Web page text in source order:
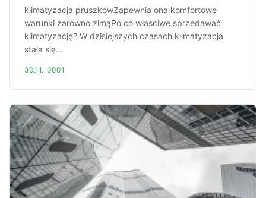
klimatyzacja pruszkówZapewnia ona komfortowe
warunki zarówno zimąPo co właściwe sprzedawać
klimatyzację? W dzisiejszych czasach klimatyzacja
stała się...
30.11.-0001